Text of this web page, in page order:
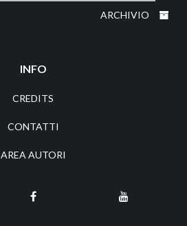
ARCHIVIO
INFO
CREDITS
CONTATTI
AREA AUTORI